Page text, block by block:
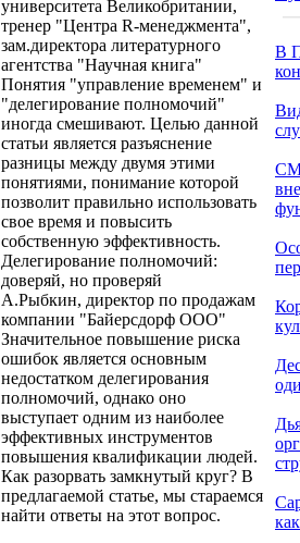
университета Великобритании,
тренер "Центра R-менеджмента",
зам.директора литературного
агентства "Научная книга"
Понятия "управление временем" и
"делегирование полномочий"
иногда смешивают. Целью данной
статьи является разъяснение
разницы между двумя этими
понятиями, понимание которой
позволит правильно использовать
свое время и повысить
собственную эффективность.
Делегирование полномочий:
доверяй, но проверяй
А.Рыбкин, директор по продажам
компании "Байерсдорф ООО"
Значительное повышение риска
ошибок является основным
недостатком делегирования
полномочий, однако оно
выступает одним из наиболее
эффективных инструментов
повышения квалификации людей.
Как разорвать замкнутый круг? В
предлагаемой статье, мы стараемся
найти ответы на этот вопрос.
В